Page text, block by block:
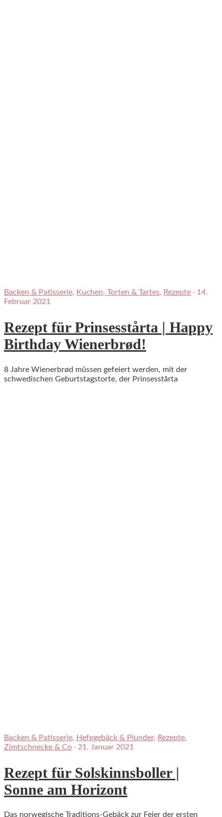
Backen & Patisserie, Kuchen, Torten & Tartes, Rezepte · 14.
Februar 2021
Rezept für Prinsesstårta | Happy
Birthday Wienerbrød!
8 Jahre Wienerbrød müssen gefeiert werden, mit der
schwedischen Geburtstagstorte, der Prinsesstårta
Backen & Patisserie, Hefegebäck & Plunder, Rezepte,
Zimtschnecke & Co · 21. Januar 2021
Rezept für Solskinnsboller |
Sonne am Horizont
Das norwegische Traditions-Gebäck zur Feier der ersten